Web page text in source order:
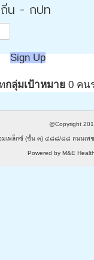
น - กปท
Sign Up
กลุ่มเป้าหมาย 0 คน
@Copyright
มเพล็กซ์ (ชั้น ๓) ๔๘๘/๘๘ ถนนเ
Powered by M&E